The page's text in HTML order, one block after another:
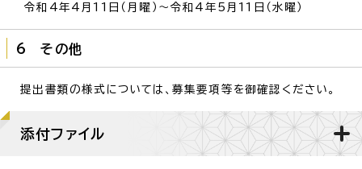
令和4年4月11日（月曜）～令和4年5月11日（水曜）
6 その他
提出書類の様式については、募集要項等を御確認ください。
添付ファイル